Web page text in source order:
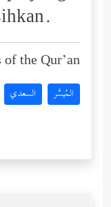
the Qur’an:
المُيسَّر السعدي